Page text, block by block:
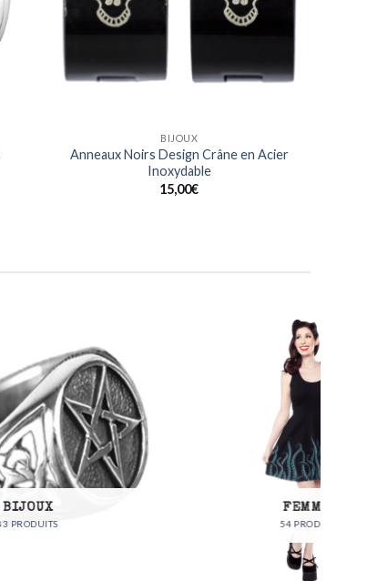
BAGUES
Bague Noeuds Celtiques gravés en Acier
Inoxydable
20,00€